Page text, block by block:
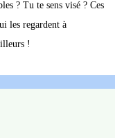
? Tu te sens visé ? Ces
les regardent à
!